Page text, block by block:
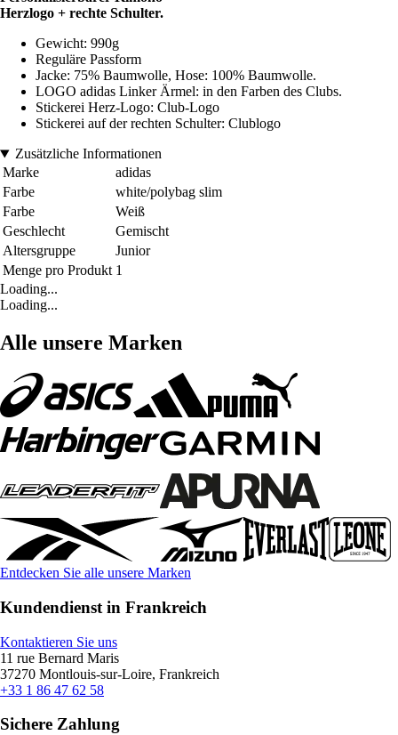
Herzlogo + rechte Schulter.
Gewicht: 990g
Reguläre Passform
Jacke: 75% Baumwolle, Hose: 100% Baumwolle.
LOGO adidas Linker Ärmel: in den Farben des Clubs.
Stickerei Herz-Logo: Club-Logo
Stickerei auf der rechten Schulter: Clublogo
Zusätzliche Informationen
Marke
adidas
Farbe
white/polybag slim
Farbe
Weiß
Geschlecht
Gemischt
Altersgruppe
Junior
Menge pro Produkt 1
Loading...
Loading...
Alle unsere Marken
Entdecken Sie alle unsere Marken
Kundendienst in Frankreich
Kontaktieren Sie uns
11 rue Bernard Maris
37270 Montlouis-sur-Loire, Frankreich
+33 1 86 47 62 58
Sichere Zahlung